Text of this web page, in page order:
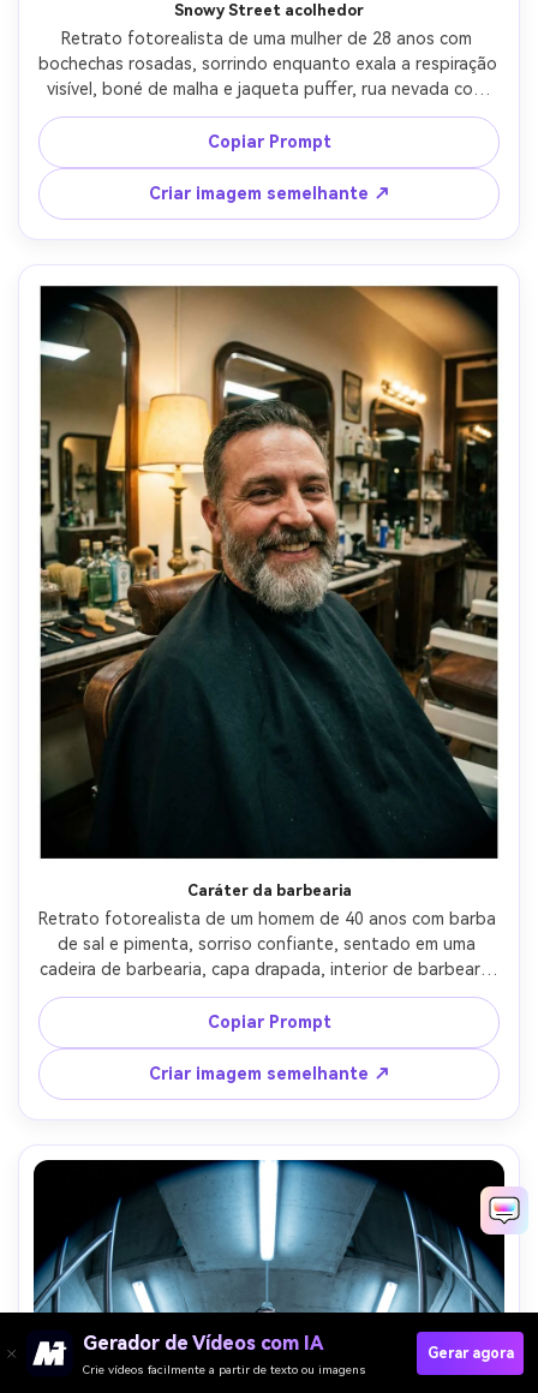
Snowy Street acolhedor
Retrato fotorealista de uma mulher de 28 anos com
bochechas rosadas, sorrindo enquanto exala a respiração
visível, boné de malha e jaqueta puffer, rua nevada com
flocos caindo e luzes de férias, luz ambiente fresca com
bokeh quente, Sony A7IV, lente olho de peixe de 8mm f/4,
enquadramento de close-up com distorção suave nas
bordas, humor aconchegante, textura realista da pele,
olhos afiados, alta resolução-AR 4:5
Copiar Prompt
Criar imagem semelhante ↗
Caráter da barbearia
Retrato fotorealista de um homem de 40 anos com barba
de sal e pimenta, sorriso confiante, sentado em uma
cadeira de barbearia, capa drapada, interior de barbearia
vintage com espelhos e ferramentas, luz chave quente e
borda sutil de practicals, Fujifilm X-H2S, lente olho de
peixe de 9 mm f/4, moldura justa na cintura com bordas
do espelho curvadas, sensação documental orientada
por personagens, textura natural da pele, foco nítido-AR
4:5
Copiar Prompt
Criar imagem semelhante ↗
Gerador de Vídeos com IA
Crie vídeos facilmente a partir de texto ou imagens
Gerar agora